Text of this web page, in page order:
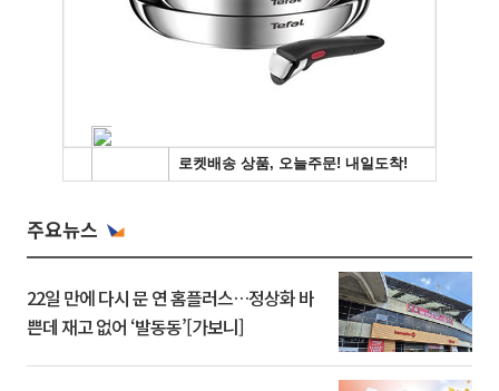
주요뉴스
22일 만에 다시 문 연 홈플러스…정상화 바
쁜데 재고 없어 ‘발동동’[가보니]